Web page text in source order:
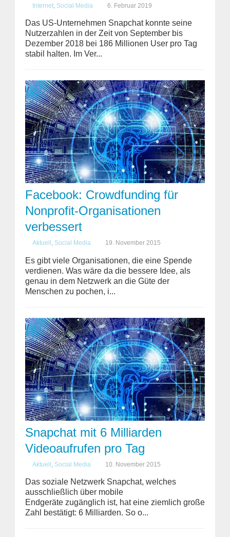
Internet, Social Media 6. Februar 2019
Das US-Unternehmen Snapchat konnte seine
Nutzerzahlen in der Zeit von September bis
Dezember 2018 bei 186 Millionen User pro Tag
stabil halten. Im Ver...
Facebook: Crowdfunding für
Nonprofit-Organisationen
verbessert
Aktuell , Social Media 19. November 2015
Es gibt viele Organisationen, die eine Spende
verdienen. Was wäre da die bessere Idee, als
genau in dem Netzwerk an die Güte der
Menschen zu pochen, i...
Snapchat mit 6 Milliarden
Videoaufrufen pro Tag
Aktuell Social Media 10. November 2015
Das soziale Netzwerk Snapchat, welches
ausschließlich über mobile
Endgeräte zugänglich ist, hat eine ziemlich große
Zahl bestätigt: 6 Milliarden. So o...